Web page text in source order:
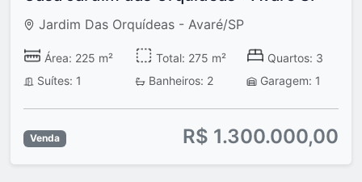
Jardim Das Orquídeas - Avaré/SP
Área: 225 m² Total: 275 m²
Quartos: 3
Suítes: 1
Banheiros: 2 Garagem: 1
Venda R$ 1.300.000,00